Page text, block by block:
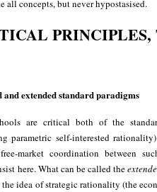
all concepts, but never hypostasised.
PRINCIPLES,
and extended standard paradigms
are critical both of the
parametric self-interested
market coordination between
here. What can be called the
idea of strategic rationality (the